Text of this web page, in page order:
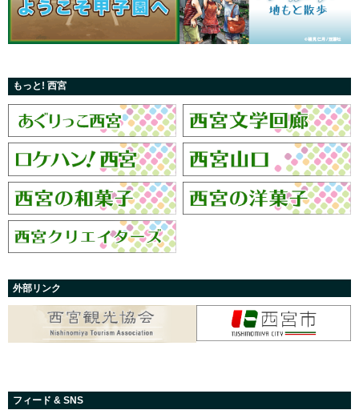
もっと! 西宮
外部リンク
フィード & SNS